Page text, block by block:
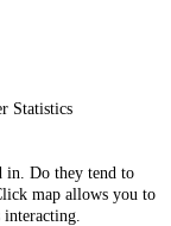
Statistics
in. Do they tend to
map allows you to